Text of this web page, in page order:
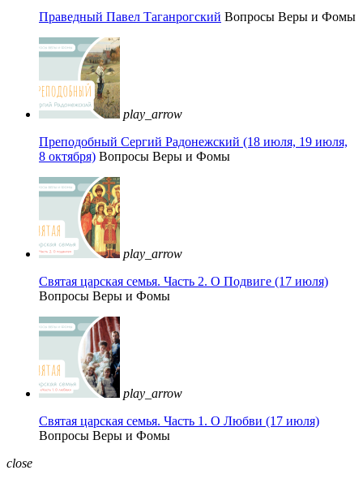
Праведный Павел Таганрогский Вопросы Веры и Фомы
play_arrow
Преподобный Сергий Радонежский (18 июля, 19 июля,
8 октября) Вопросы Веры и Фомы
play_arrow
Святая царская семья. Часть 2. О Подвиге (17 июля)
Вопросы Веры и Фомы
play_arrow
Святая царская семья. Часть 1. О Любви (17 июля)
Вопросы Веры и Фомы
close